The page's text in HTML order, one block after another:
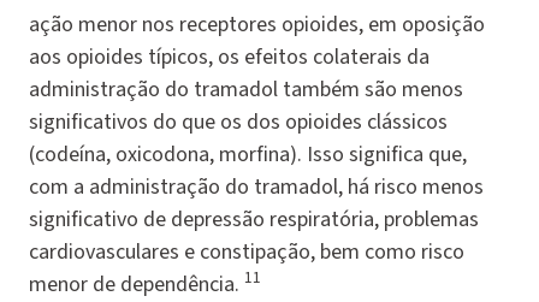
ação menor nos receptores opioides, em oposição
aos opioides típicos, os efeitos colaterais da
administração do tramadol também são menos
significativos do que os dos opioides clássicos
(codeína, oxicodona, morfina). Isso significa que,
com a administração do tramadol, há risco menos
significativo de depressão respiratória, problemas
cardiovasculares e constipação, bem como risco
menor de dependência. 11